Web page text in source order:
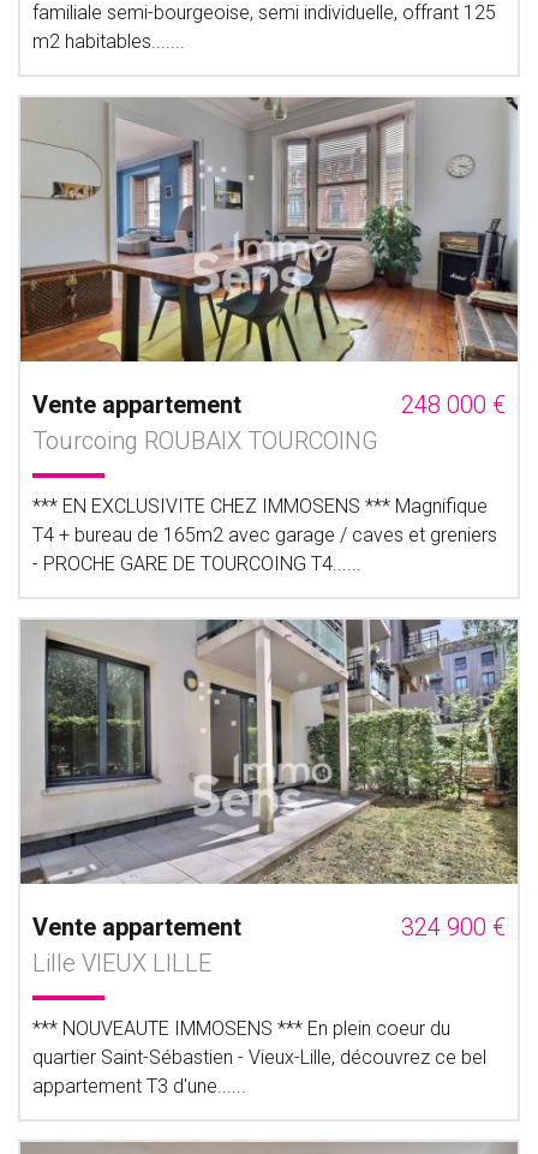
familiale semi-bourgeoise, semi individuelle, offrant 125
m2 habitables.......
Vente appartement
248 000 €
Tourcoing ROUBAIX TOURCOING
*** EN EXCLUSIVITE CHEZ IMMOSENS *** Magnifique
T4 + bureau de 165m2 avec garage / caves et greniers
- PROCHE GARE DE TOURCOING T4......
Vente appartement
324 900 €
Lille VIEUX LILLE
*** NOUVEAUTE IMMOSENS *** En plein coeur du
quartier Saint-Sébastien - Vieux-Lille, découvrez ce bel
appartement T3 d'une......